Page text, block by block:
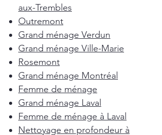
aux-Trembles
Outremont
Grand ménage Verdun
Grand ménage Ville-Marie
Rosemont
Grand ménage Montréal
Femme de ménage
Grand ménage Laval
Femme de ménage à Laval
Nettoyage en profondeur à